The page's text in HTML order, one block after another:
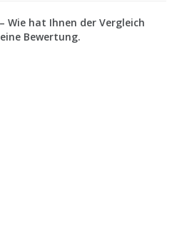
Wie hat Ihnen der Vergleich
Bewertung.